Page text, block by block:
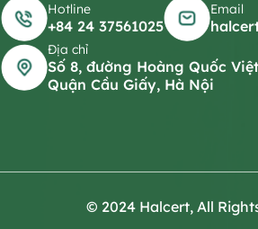
Hotline
+84 24 37561025
Email
Địa chỉ
Số 8, đường Hoàng Quốc
Quận Cầu Giấy, Hà Nội
© 2024 Halcert, All